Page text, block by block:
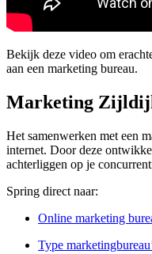
Bekijk deze video om
aan een marketing bureau.
Marketing
Het samenwerken met een
internet. Door deze
achterliggen op je
Spring direct naar:
Online marketing
Type